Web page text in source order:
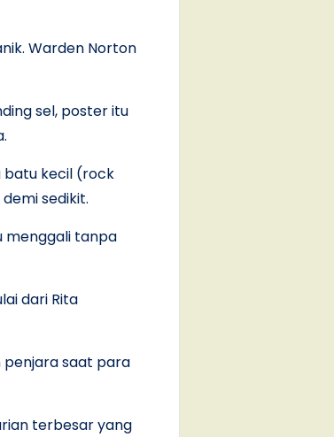
Warden Norton
sel, poster itu
batu kecil (rock
sedikit.
menggali tanpa
dari Rita
penjara saat para
terbesar yang